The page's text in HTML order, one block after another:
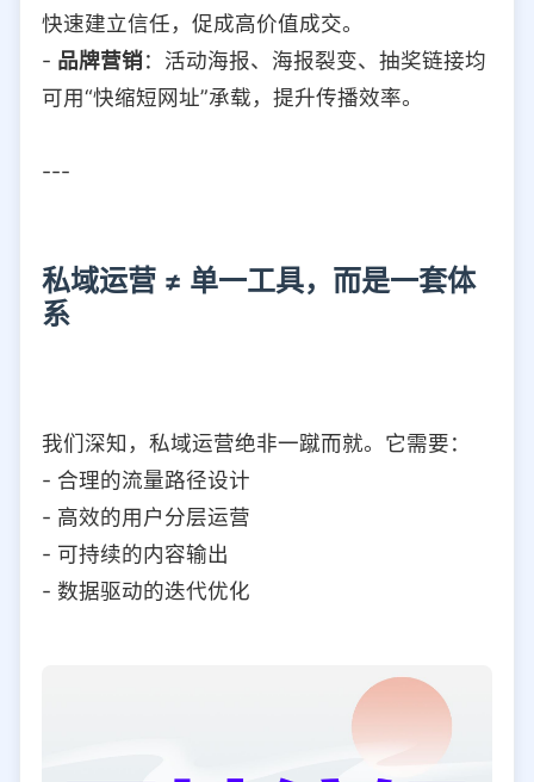
快速建立信任，促成高价值成交。
- 品牌营销：活动海报、海报裂变、抽奖链接均
可用“快缩短网址”承载，提升传播效率。
---
私域运营 ≠ 单一工具，而是一套体
系
我们深知，私域运营绝非一蹴而就。它需要：
- 合理的流量路径设计
- 高效的用户分层运营
- 可持续的内容输出
- 数据驱动的迭代优化